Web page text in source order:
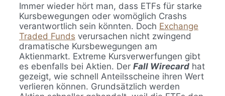
Immer wieder hört man, dass ETFs für starke
Kursbewegungen oder womöglich Crashs
verantwortlich sein könnten. Doch Exchange
Traded Funds verursachen nicht zwingend
dramatische Kursbewegungen am
Aktienmarkt. Extreme Kursverwerfungen gibt
es ebenfalls bei Aktien. Der Fall Wirecard hat
gezeigt, wie schnell Anteilsscheine ihren Wert
verlieren können. Grundsätzlich werden